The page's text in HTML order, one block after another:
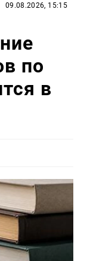
09.08.2026, 15:15
по
в